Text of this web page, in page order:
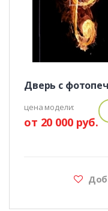
Дверь с
цена модели:
от 20 000 руб.